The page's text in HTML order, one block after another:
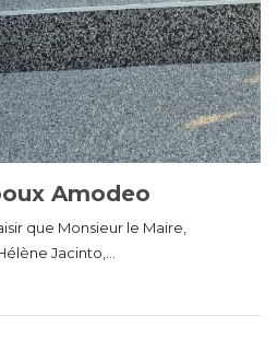
Amodeo
que Monsieur le Maire,
Jacinto,...